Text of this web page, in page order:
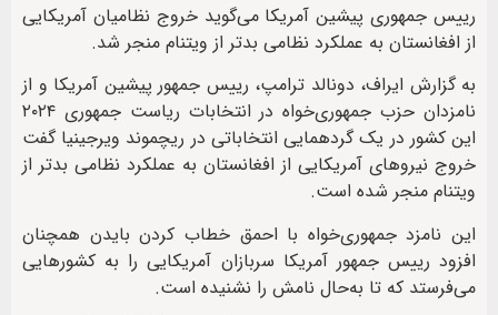
رییس جمهوری پیشین آمریکا می‌گوید خروج نظامیان آمریکایی
از افغانستان به عملکرد نظامی بدتر از ویتنام منجر شد.
به گزارش ایراف، دونالد ترامپ، رییس جمهور پیشین آمریکا و از
نامزدان حزب جمهوری‌خواه در انتخابات ریاست جمهوری ۲۰۲۴
این کشور در یک گردهمایی انتخاباتی در ریچموند ویرجینیا گفت
خروج نیروهای آمریکایی از افغانستان به عملکرد نظامی بدتر از
ویتنام منجر شده است.
این نامزد جمهوری‌خواه با احمق خطاب کردن بایدن همچنان
افزود رییس جمهور آمریکا سربازان آمریکایی را به کشورهایی
می‌فرستد که تا به‌حال نامش را نشنیده است.